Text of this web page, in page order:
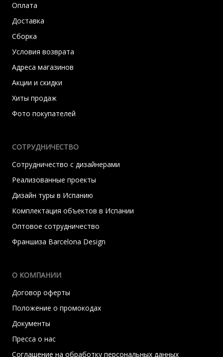
Оплата
Доставка
Сборка
Условия возврата
Адреса магазинов
Акции и скидки
Хиты продаж
Фото покупателей
СОТРУДНИЧЕСТВО
Сотрудничество с дизайнерами
Реализованные проекты
Дизайн туры в Испанию
Комплектация объектов в Испании
Оптовое сотрудничество
Франшиза Barcelona Design
О КОМПАНИИ
Договор оферты
Положение о промокодах
Документы
Пресса о нас
Соглашение на обработку персональных данных